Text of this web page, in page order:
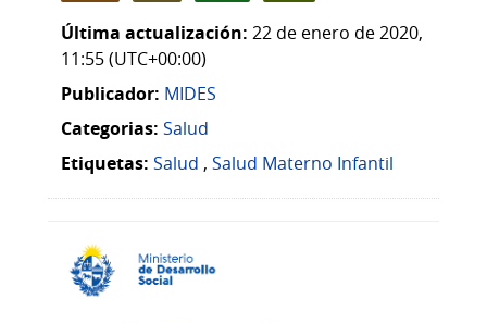
Última actualización: 22 de enero de 2020,
11:55 (UTC+00:00)
Publicador: MIDES
Categorias: Salud
Etiquetas: Salud , Salud Materno Infantil